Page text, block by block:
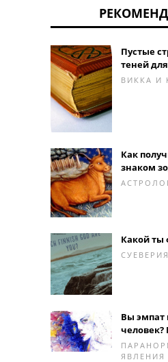
Пустые
теней
ВИККА И
Как
знаком
Какой ты
Вы
человек?
ЯВЛЕНИЯ